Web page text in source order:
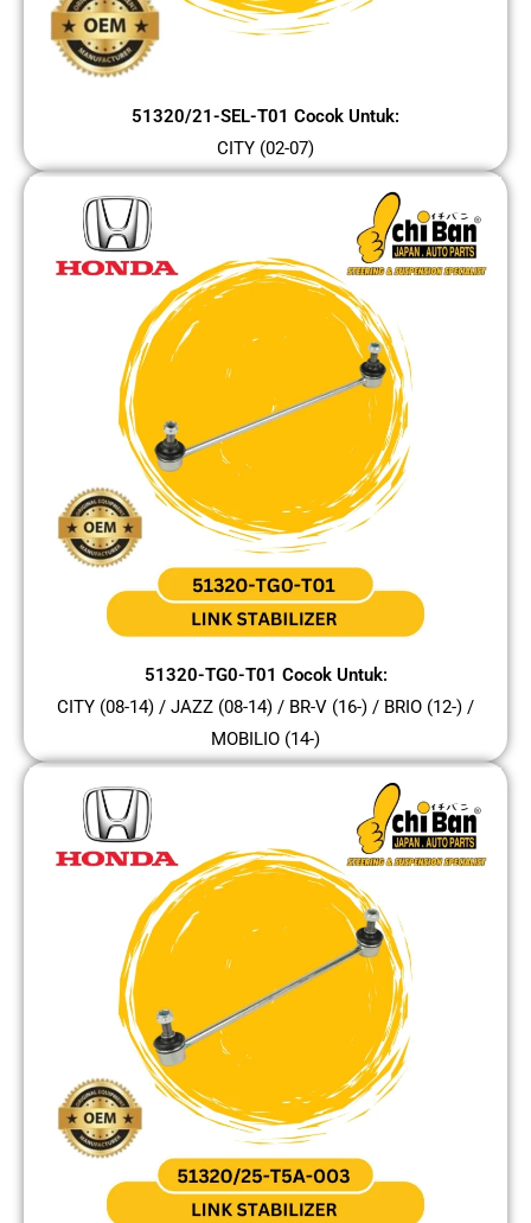
51320/21-SEL-T01 Cocok Untuk:
CITY (02-07)
51320-TG0-T01 Cocok Untuk:
CITY (08-14) / JAZZ (08-14) / BR-V (16-) / BRIO (12-) /
MOBILIO (14-)